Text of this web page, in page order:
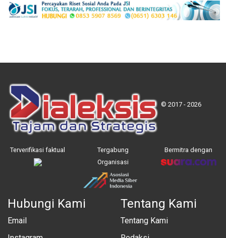
© 2017 - 2026
Terverifikasi faktual
Tergabung
Organisasi
Bermitra dengan
Hubungi Kami
Email
Tentang Kami
Tentang Kami